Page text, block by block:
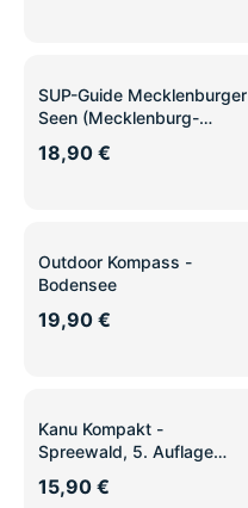
SUP-Guide Mecklenburger
Seen (Mecklenburg-
18,90 €
Outdoor Kompass -
Bodensee
19,90 €
Kanu Kompakt -
Spreewald, 5. Auflage
15,90 €